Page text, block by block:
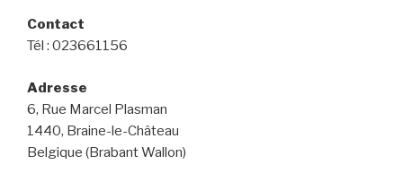
Contact
Tél : 023661156
Adresse
6, Rue Marcel Plasman
1440, Braine-le-Château
Belgique (Brabant Wallon)